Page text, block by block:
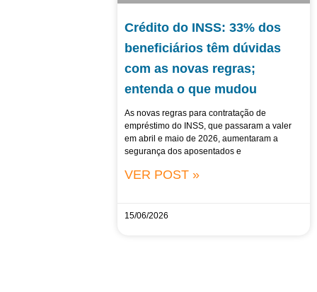
Crédito do INSS: 33% dos
beneficiários têm dúvidas
com as novas regras;
entenda o que mudou
As novas regras para contratação de
empréstimo do INSS, que passaram a valer
em abril e maio de 2026, aumentaram a
segurança dos aposentados e
VER POST »
15/06/2026